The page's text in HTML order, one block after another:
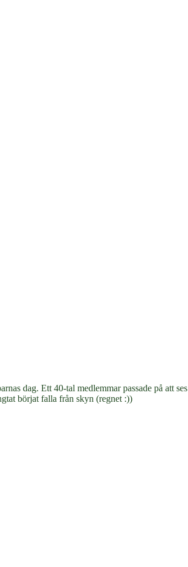
dag. Ett 40-tal medlemmar passade på att ses
börjat falla från skyn (regnet :))